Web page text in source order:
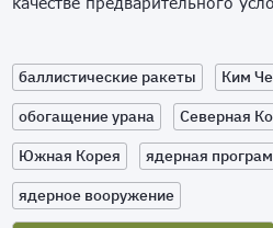
баллистические ракеты Ким
обогащение урана
Северная
Южная Корея
ядерная
ядерное вооружение